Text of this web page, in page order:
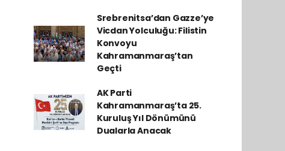
Srebrenitsa’dan Gazze’ye
Vicdan Yolculuğu: Filistin
Konvoyu
Kahramanmaraş’tan
Geçti
AK Parti
Kahramanmaraş’ta 25.
Kuruluş Yıl Dönümünü
Dualarla Anacak